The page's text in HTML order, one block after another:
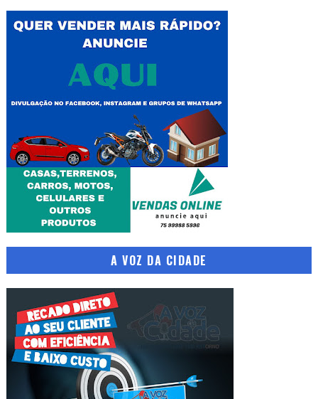
A VOZ DA CIDADE